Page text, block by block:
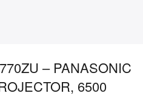
– PANASONIC
6500